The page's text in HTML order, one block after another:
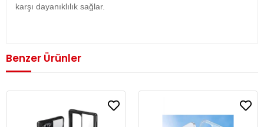
karşı dayanıklılık sağlar.
Benzer Ürünler